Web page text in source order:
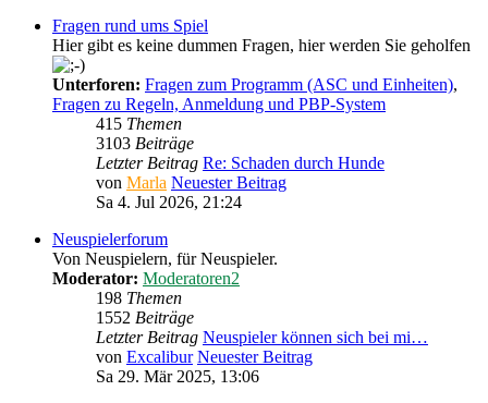
Fragen rund ums Spiel
Hier gibt es keine dummen Fragen, hier werden Sie geholfen
Unterforen: Fragen zum Programm (ASC und Einheiten),
Fragen zu Regeln, Anmeldung und PBP-System
415 Themen
3103 Beiträge
Letzter Beitrag Re: Schaden durch Hunde
von Marla Neuester Beitrag
Sa 4. Jul 2026, 21:24
Neuspielerforum
Von Neuspielern, für Neuspieler.
Moderator: Moderatoren2
198 Themen
1552 Beiträge
Letzter Beitrag Neuspieler können sich bei mi…
von Excalibur Neuester Beitrag
Sa 29. Mär 2025, 13:06